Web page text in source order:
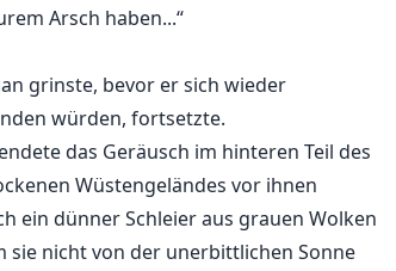
Arsch haben...“
grinste, bevor er sich wieder
würden, fortsetzte.
das Geräusch im hinteren Teil des
Wüstengeländes vor ihnen
ein dünner Schleier aus grauen Wolken
sie nicht von der unerbittlichen Sonne